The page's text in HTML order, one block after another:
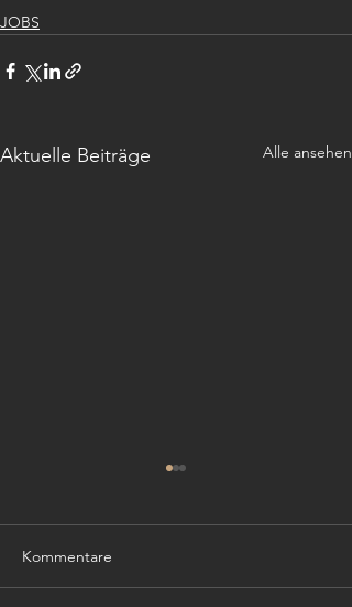
JOBS
Aktuelle Beiträge Alle ansehen
Kommentare